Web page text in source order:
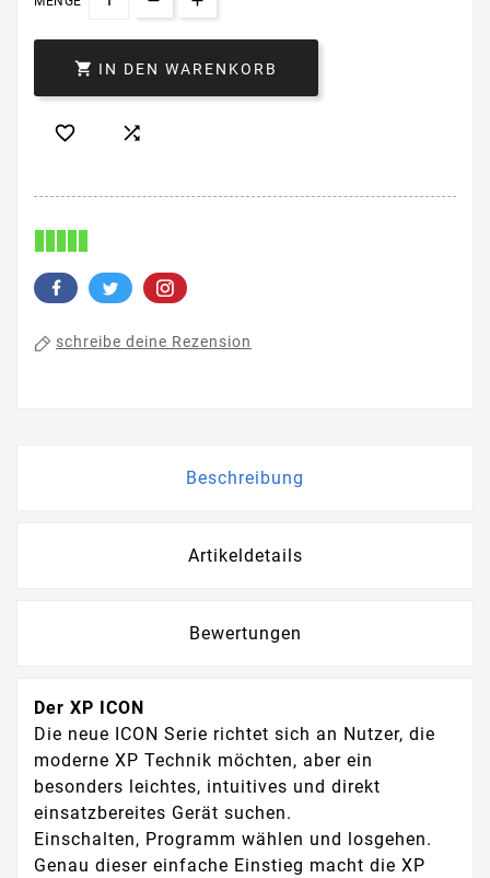
 IN DEN WARENKORB
 
schreibe deine Rezension
Beschreibung
Artikeldetails
Bewertungen
Der XP ICON
Die neue ICON Serie richtet sich an Nutzer, die
moderne XP Technik möchten, aber ein
besonders leichtes, intuitives und direkt
einsatzbereites Gerät suchen.
Einschalten, Programm wählen und losgehen.
Genau dieser einfache Einstieg macht die XP